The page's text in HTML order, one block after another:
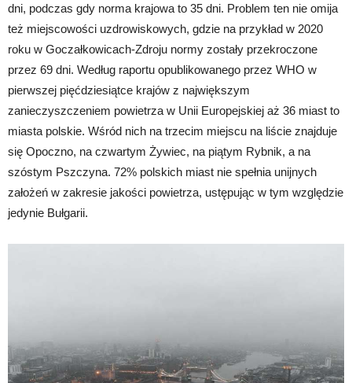
dni, podczas gdy norma krajowa to 35 dni. Problem ten nie omija
też miejscowości uzdrowiskowych, gdzie na przykład w 2020
roku w Goczałkowicach-Zdroju normy zostały przekroczone
przez 69 dni. Według raportu opublikowanego przez WHO w
pierwszej pięćdziesiątce krajów z największym
zanieczyszczeniem powietrza w Unii Europejskiej aż 36 miast to
miasta polskie. Wśród nich na trzecim miejscu na liście znajduje
się Opoczno, na czwartym Żywiec, na piątym Rybnik, a na
szóstym Pszczyna. 72% polskich miast nie spełnia unijnych
założeń w zakresie jakości powietrza, ustępując w tym względzie
jedynie Bułgarii.